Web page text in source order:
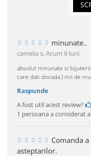
minunate..
camelia s,Acum 9 luni
absolut minunate si
care dati dovada:) mii de
Raspunde
A fost util acest review?
1 persoana a considerat
Comanda
asteptarilor.